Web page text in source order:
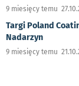
9 miesięcy temu
Targi Poland
Nadarzyn
9 miesięcy temu